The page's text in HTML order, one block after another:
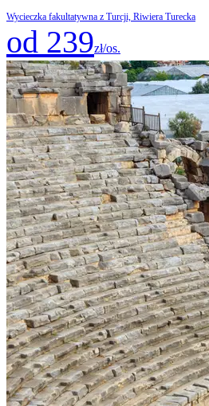
Wycieczka fakultatywna z Turcji, Riwiera Turecka
od 239zł/os.